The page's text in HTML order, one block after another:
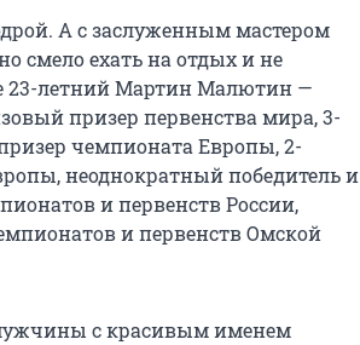
А с заслуженным мастером
смело ехать на отдых и не
23-летний Мартин Малютин —
призер первенства мира, 3-
чемпионата Европы, 2-
неоднократный победитель и
и первенств России,
и первенств Омской
с красивым именем